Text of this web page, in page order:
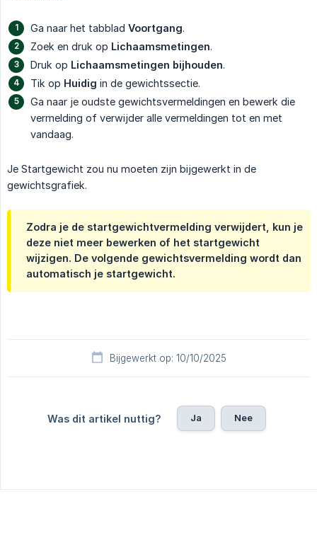
Ga naar het tabblad Voortgang.
Zoek en druk op Lichaamsmetingen.
Druk op Lichaamsmetingen bijhouden.
Tik op Huidig in de gewichtssectie.
Ga naar je oudste gewichtsvermeldingen en bewerk die
vermelding of verwijder alle vermeldingen tot en met
vandaag.
Je Startgewicht zou nu moeten zijn bijgewerkt in de
gewichtsgrafiek.
Zodra je de startgewichtvermelding verwijdert, kun je
deze niet meer bewerken of het startgewicht
wijzigen. De volgende gewichtsvermelding wordt dan
automatisch je startgewicht.
Bijgewerkt op: 10/10/2025
Was dit artikel nuttig? Ja Nee